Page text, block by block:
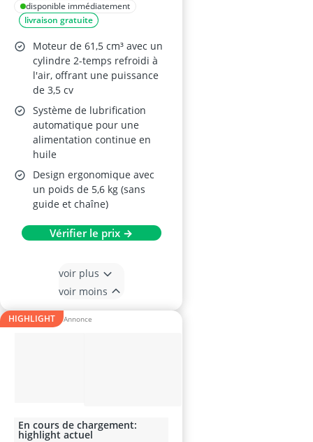
disponible immédiatement
livraison gratuite
Moteur de 61,5 cm³ avec un
cylindre 2-temps refroidi à
l'air, offrant une puissance
de 3,5 cv
Système de lubrification
automatique pour une
alimentation continue en
huile
Design ergonomique avec
un poids de 5,6 kg (sans
guide et chaîne)
Vérifier le prix →
voir plus
voir moins
HIGHLIGHT
En cours de chargement:
highlight actuel